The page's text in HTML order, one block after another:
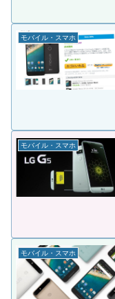
モバイル・スマホ
モバイル・スマホ
モバイル・スマホ